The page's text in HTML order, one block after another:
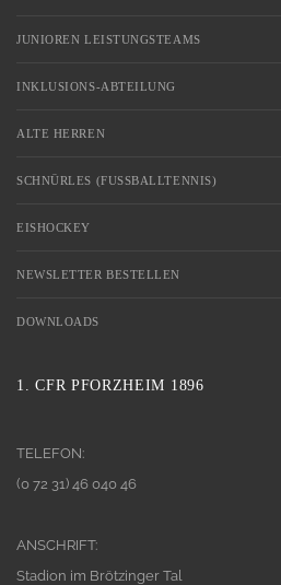
JUNIOREN LEISTUNGSTEAMS
INKLUSIONS-ABTEILUNG
ALTE HERREN
SCHNÜRLES (FUSSBALLTENNIS)
EISHOCKEY
NEWSLETTER BESTELLEN
DOWNLOADS
1. CFR PFORZHEIM 1896
TELEFON:
(0 72 31) 46 040 46
ANSCHRIFT:
Stadion im Brötzinger Tal